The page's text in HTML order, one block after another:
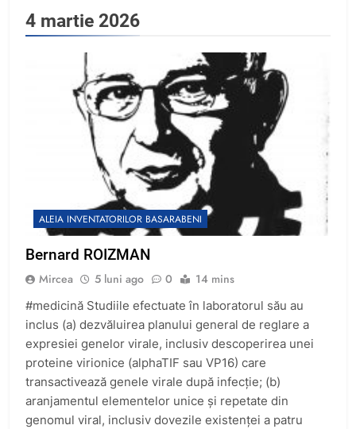
4 martie 2026
ALEIA INVENTATORILOR BASARABENI
Bernard ROIZMAN
Mircea 5 luni ago 0 14 mins
#medicină Studiile efectuate în laboratorul său au
inclus (a) dezvăluirea planului general de reglare a
expresiei genelor virale, inclusiv descoperirea unei
proteine ​​virionice (alphaTIF sau VP16) care
transactivează genele virale după infecție; (b)
aranjamentul elementelor unice și repetate din
genomul viral, inclusiv dovezile existenței a patru